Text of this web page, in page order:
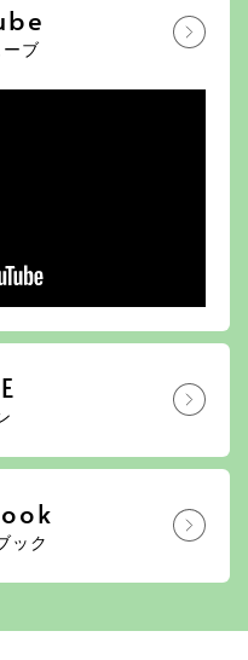
ブ
ック